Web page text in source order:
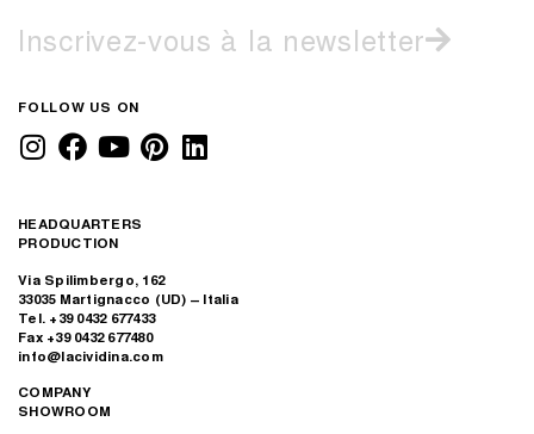
Inscrivez-vous à la newsletter
FOLLOW US ON
HEADQUARTERS
PRODUCTION
Via Spilimbergo, 162
33035 Martignacco (UD) – Italia
Tel. +39 0432 677433
Fax +39 0432 677480
info@lacividina.com
COMPANY
SHOWROOM